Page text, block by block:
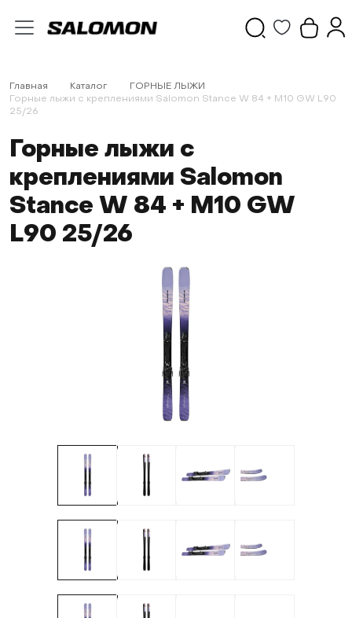
Главная Каталог
ГОРНЫЕ ЛЫЖИ
Горные лыжи с креплениями Salomon Stance W 84 + M10 GW L90
25/26
Горные лыжи с
креплениями Salomon
Stance W 84 + M10 GW
L90 25/26